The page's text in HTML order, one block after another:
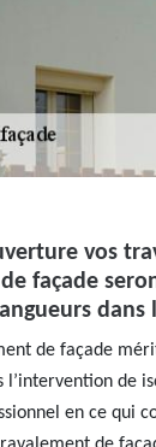
vos
façade
dans
de façade
l’intervention de
en ce qui